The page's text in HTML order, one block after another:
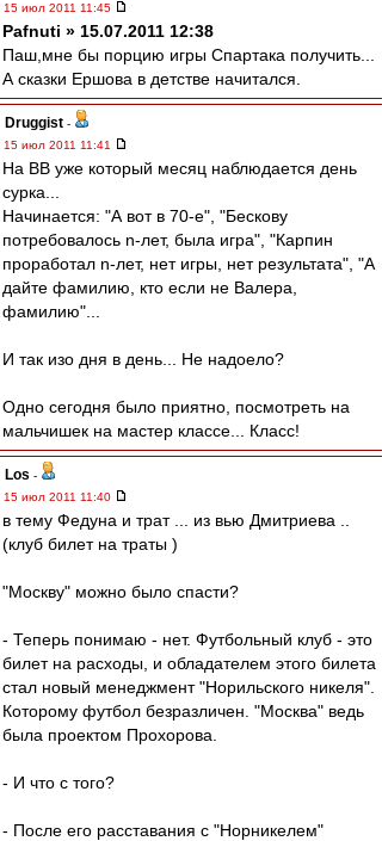
15 июл 2011 11:45
Pafnuti » 15.07.2011 12:38
Паш,мне бы порцию игры Спартака получить...
А сказки Ершова в детстве начитался.
Druggist -
15 июл 2011 11:41
На ВВ уже который месяц наблюдается день
сурка...
Начинается: "А вот в 70-е", "Бескову
потребовалось n-лет, была игра", "Карпин
проработал n-лет, нет игры, нет результата", "А
дайте фамилию, кто если не Валера,
фамилию"...
И так изо дня в день... Не надоело?
Одно сегодня было приятно, посмотреть на
мальчишек на мастер классе... Класс!
Los -
15 июл 2011 11:40
в тему Федуна и трат ... из вью Дмитриева ..
(клуб билет на траты )
"Москву" можно было спасти?
- Теперь понимаю - нет. Футбольный клуб - это
билет на расходы, и обладателем этого билета
стал новый менеджмент "Норильского никеля".
Которому футбол безразличен. "Москва" ведь
была проектом Прохорова.
- И что с того?
- После его расставания с "Норникелем"